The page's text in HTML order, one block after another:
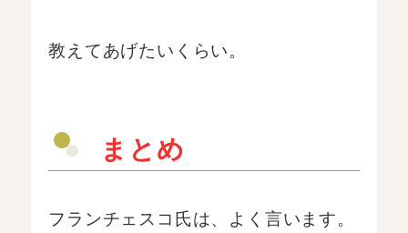
教えてあげたいくらい。
まとめ
フランチェスコ氏は、よく言います。